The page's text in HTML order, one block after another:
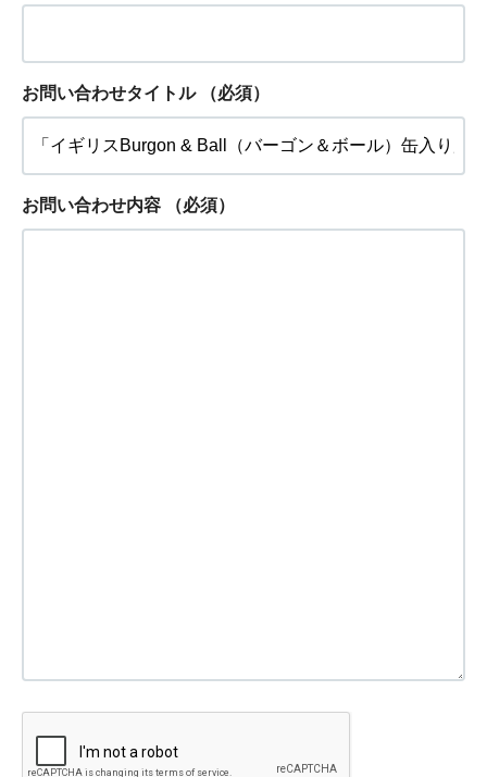
お問い合わせタイトル （必須）
お問い合わせ内容 （必須）